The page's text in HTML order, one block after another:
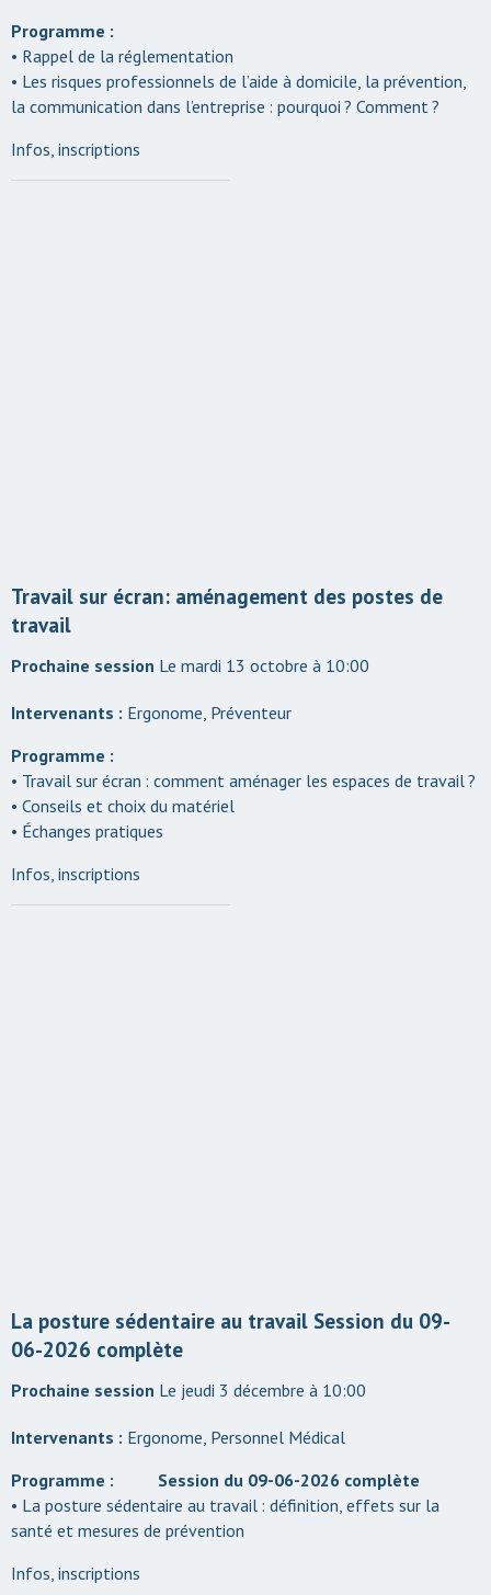
Programme :
• Rappel de la réglementation
• Les risques professionnels de l’aide à domicile, la prévention,
la communication dans l’entreprise : pourquoi ? Comment ?
Infos, inscriptions
Travail sur écran: aménagement des postes de
travail
Le mardi 13 octobre à 10:00
Intervenants : Ergonome, Préventeur
Programme :
• Travail sur écran : comment aménager les espaces de travail ?
• Conseils et choix du matériel
• Échanges pratiques
Infos, inscriptions
La posture sédentaire au travail Session du 09-
06-2026 complète
Le jeudi 3 décembre à 10:00
Intervenants : Ergonome, Personnel Médical
Programme : Session du 09-06-2026 complète
• La posture sédentaire au travail : définition, effets sur la
santé et mesures de prévention
Infos, inscriptions